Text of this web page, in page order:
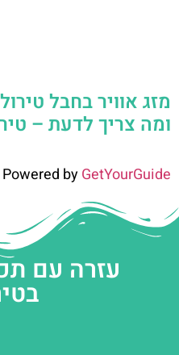
מזג אוויר בחבל
ומה צריך לדעת –
Powered byGetYourGuide
עזרה עם